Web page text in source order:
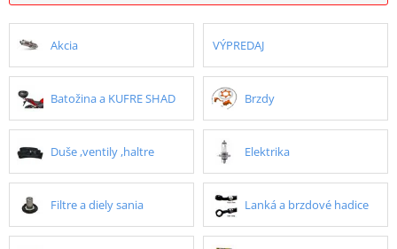
Akcia VÝPREDAJ
Batožina a KUFRE SHAD Brzdy
Duše ,ventily ,haltre Elektrika
Filtre a diely sania Lanká a brzdové hadice